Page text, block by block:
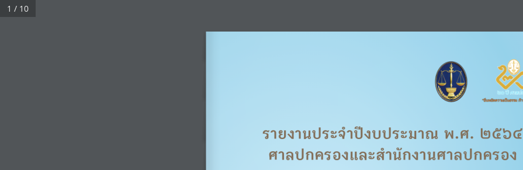
รายงานประจำําาปีงบประมาณ พ.ศ. ๒๕๖๔
ศาลปกครองและสำําานักงานศาลปกครอง
1 / 10